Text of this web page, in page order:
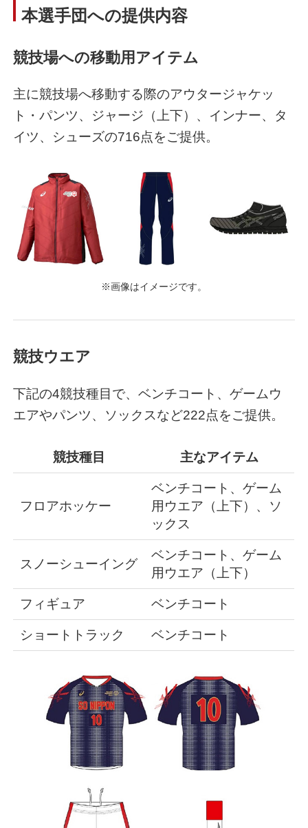
本選手団への提供内容
競技場への移動用アイテム
主に競技場へ移動する際のアウタージャケッ
ト・パンツ、ジャージ（上下）、インナー、タ
イツ、シューズの716点をご提供。
※画像はイメージです。
競技ウエア
下記の4競技種目で、ベンチコート、ゲームウ
エアやパンツ、ソックスなど222点をご提供。
競技種目 主なアイテム
フロアホッケー
ベンチコート、ゲーム
用ウエア（上下）、ソ
ックス
スノーシューイング
ベンチコート、ゲーム
用ウエア（上下）
フィギュア ベンチコート
ショートトラック ベンチコート